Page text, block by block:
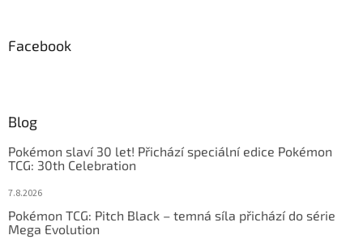
Facebook
Blog
Pokémon slaví 30 let! Přichází speciální edice Pokémon
TCG: 30th Celebration
7.8.2026
Pokémon TCG: Pitch Black – temná síla přichází do série
Mega Evolution